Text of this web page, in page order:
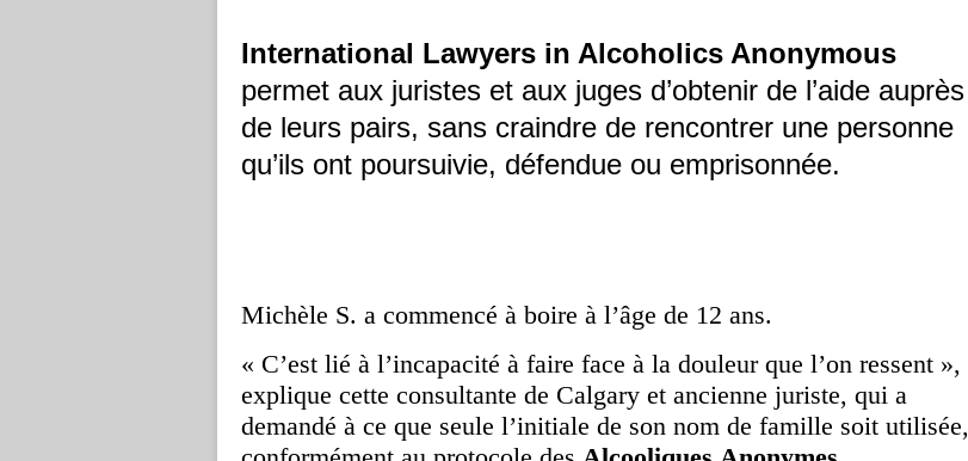
International Lawyers in Alcoholics Anonymous
permet aux juristes et aux juges d’obtenir de l’aide auprès
de leurs pairs, sans craindre de rencontrer une personne
qu’ils ont poursuivie, défendue ou emprisonnée.
Michèle S. a commencé à boire à l’âge de 12 ans.
« C’est lié à l’incapacité à faire face à la douleur que l’on ressent »,
explique cette consultante de Calgary et ancienne juriste, qui a
demandé à ce que seule l’initiale de son nom de famille soit utilisée,